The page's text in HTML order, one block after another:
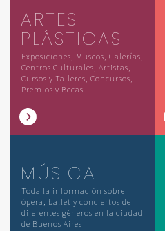
ARTES
PLÁSTICAS
Exposiciones, Museos, Galerías,
Centros Culturales, Artistas,
Cursos y Talleres, Concursos,
Premios y Becas
MÚSICA
Toda la información sobre
ópera, ballet y conciertos de
diferentes géneros en la ciudad
de Buenos Aires